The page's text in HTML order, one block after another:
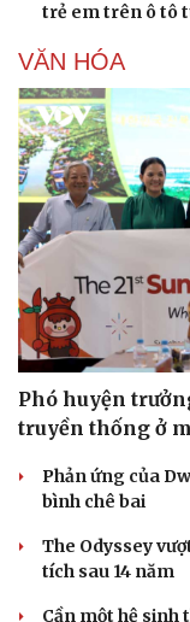
trẻ em trên ô tô
VĂN HÓA
Phó huyện
truyền thống ở
Phản ứng của
bình chê bai
The Odyssey
tích sau 14 năm
Cần một hệ sinh